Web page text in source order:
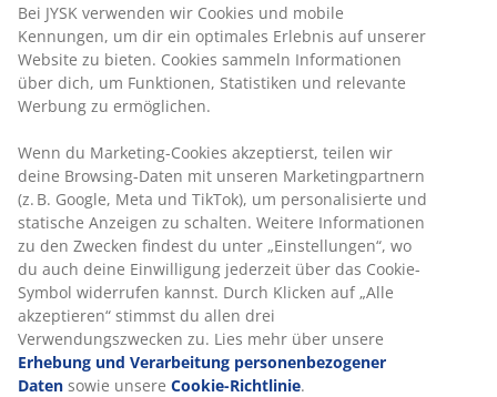
Bei JYSK verwenden wir Cookies und mobile
Kennungen, um dir ein optimales Erlebnis auf unserer
Website zu bieten. Cookies sammeln Informationen
über dich, um Funktionen, Statistiken und relevante
Werbung zu ermöglichen.
Wenn du Marketing-Cookies akzeptierst, teilen wir
deine Browsing-Daten mit unseren Marketingpartnern
(z. B. Google, Meta und TikTok), um personalisierte und
statische Anzeigen zu schalten. Weitere Informationen
zu den Zwecken findest du unter „Einstellungen“, wo
du auch deine Einwilligung jederzeit über das Cookie-
Symbol widerrufen kannst. Durch Klicken auf „Alle
akzeptieren“ stimmst du allen drei
Verwendungszwecken zu. Lies mehr über unsere
Erhebung und Verarbeitung personenbezogener
Daten sowie unsere Cookie-Richtlinie.